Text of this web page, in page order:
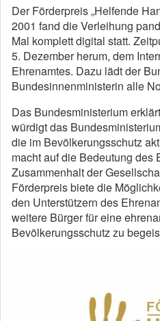
Der Förderpreis „Helfende
2001 fand die Verleihung
Mal komplett digital statt.
5. Dezember herum, dem
Ehrenamtes. Dazu lädt der
Bundesinnenministerin alle
Das Bundesministerium
würdigt das
die im Bevölkerungsschutz
macht auf die Bedeutung des
Zusammenhalt der
Förderpreis biete die
den Unterstützern des
weitere Bürger für eine
Bevölkerungsschutz zu